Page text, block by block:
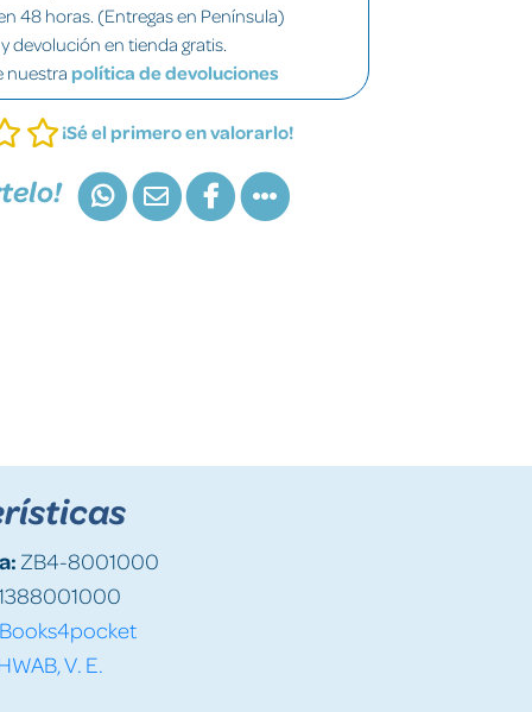
48 horas. (Entregas en Península)
devolución en tienda gratis.
nuestra política de devoluciones
¡Sé el primero en valorarlo!
ZB4-8001000
Books4pocket
V. E.